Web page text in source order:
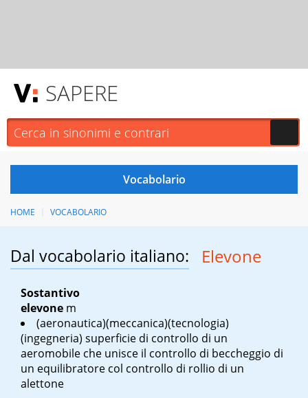
SAPERE
HOME VOCABOLARIO
Dal vocabolario italiano: Elevone
Sostantivo
elevone m
(aeronautica)(meccanica)(tecnologia)
(ingegneria) superficie di controllo di un
aeromobile che unisce il controllo di beccheggio di
un equilibratore col controllo di rollio di un
alettone